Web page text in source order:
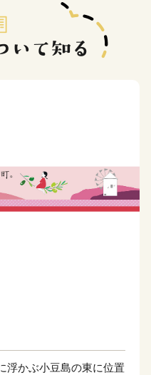
浮かぶ小豆島の東に位置